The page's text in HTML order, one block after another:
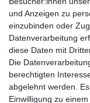
info@bluewater-
Öffnungszeiten:
Mo - Fr 10:00 -
Mo - Fr 13:00 - 15:00
und Anzeigen zu
einzubinden oder
Datenverarbeitung
diese Daten mit
Die
berechtigten
abgelehnt werden.
Einwilligung zu